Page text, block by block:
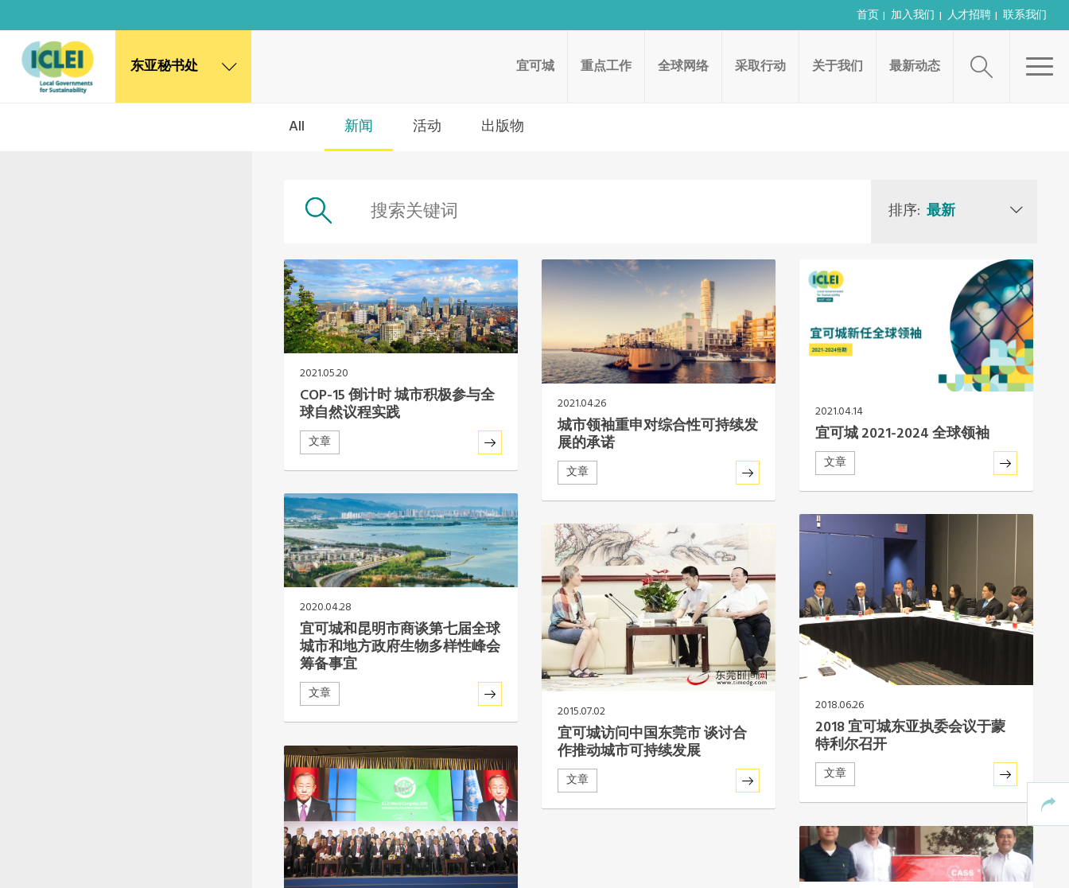
首页 加入我们 人才招聘 联系我们
东亚秘书处 宜可城 重点工作 全球网络 采取行动 关于我们 最新动态
All 新闻 活动 出版物
排序: 最新
2021.05.20
COP-15 倒计时 城市积极参与全
球自然议程实践
文章
2021.04.26
城市领袖重申对综合性可持续发
展的承诺
文章
2021.04.14
宜可城 2021-2024 全球领袖
文章
2020.04.28
宜可城和昆明市商谈第七届全球
城市和地方政府生物多样性峰会
筹备事宜
文章
2018.06.26
2018 宜可城东亚执委会议于蒙
特利尔召开
文章
2015.07.02
宜可城访问中国东莞市 谈讨合
作推动城市可持续发展
文章